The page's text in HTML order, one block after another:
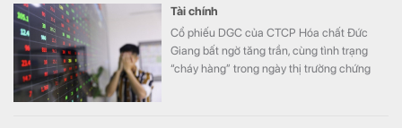
Tài chính
Cổ phiếu DGC của CTCP Hóa chất Đức
Giang bất ngờ tăng trần, cùng tình trạng
“cháy hàng” trong ngày thị trường chứng